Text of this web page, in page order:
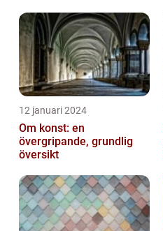
12 januari 2024
Om konst: en
övergripande, grundlig
översikt